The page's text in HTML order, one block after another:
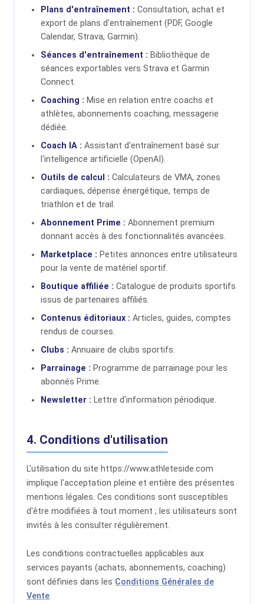
Plans d'entraînement : Consultation, achat et
export de plans d'entraînement (PDF, Google
Calendar, Strava, Garmin).
Séances d'entraînement : Bibliothèque de
séances exportables vers Strava et Garmin
Connect.
Coaching : Mise en relation entre coachs et
athlètes, abonnements coaching, messagerie
dédiée.
Coach IA : Assistant d'entraînement basé sur
l'intelligence artificielle (OpenAI).
Outils de calcul : Calculateurs de VMA, zones
cardiaques, dépense énergétique, temps de
triathlon et de trail.
Abonnement Prime : Abonnement premium
donnant accès à des fonctionnalités avancées.
Marketplace : Petites annonces entre utilisateurs
pour la vente de matériel sportif.
Boutique affiliée : Catalogue de produits sportifs
issus de partenaires affiliés.
Contenus éditoriaux : Articles, guides, comptes
rendus de courses.
Clubs : Annuaire de clubs sportifs.
Parrainage : Programme de parrainage pour les
abonnés Prime.
Newsletter : Lettre d'information périodique.
4. Conditions d'utilisation
L'utilisation du site https://www.athleteside.com
implique l'acceptation pleine et entière des présentes
mentions légales. Ces conditions sont susceptibles
d'être modifiées à tout moment ; les utilisateurs sont
invités à les consulter régulièrement.
Les conditions contractuelles applicables aux
services payants (achats, abonnements, coaching)
sont définies dans les Conditions Générales de
Vente.